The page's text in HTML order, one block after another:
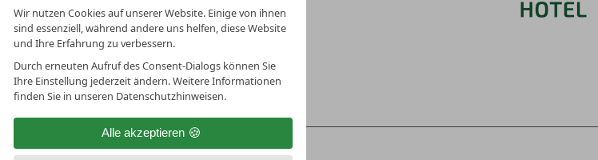
Wir nutzen Cookies auf unserer Website. Einige von ihnen
sind essenziell, während andere uns helfen, diese Website
und Ihre Erfahrung zu verbessern.
Durch erneuten Aufruf des Consent-Dialogs können Sie
Ihre Einstellung jederzeit ändern. Weitere Informationen
finden Sie in unseren Datenschutzhinweisen.
Alle akzeptieren